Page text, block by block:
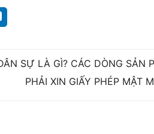
SỰ LÀ GÌ? CÁC DÒNG SẢN
PHẢI XIN GIẤY PHÉP MẬT